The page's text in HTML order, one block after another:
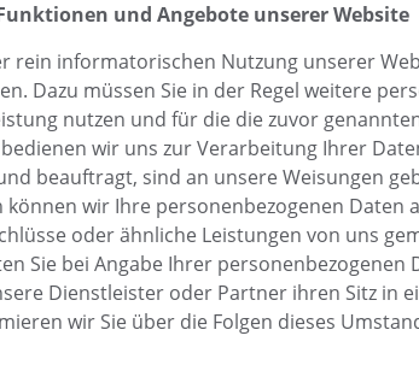
und Angebote unserer Website
rein informatorischen Nutzung unserer
Dazu müssen Sie in der Regel weitere
nutzen und für die die zuvor
bedienen wir uns zur Verarbeitung Ihrer
beauftragt, sind an unsere Weisungen
können wir Ihre personenbezogenen
oder ähnliche Leistungen von uns
Sie bei Angabe Ihrer
Dienstleister oder Partner ihren Sitz in
wir Sie über die Folgen dieses